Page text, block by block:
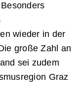
wieder in der
große Zahl an
sei zudem
Graz